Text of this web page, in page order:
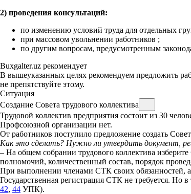
2) проведения консультаций:
по изменению условий труда для отдельных
при массовом увольнении работников ;
по другим вопросам, предусмотренным
Buxgalter.uz рекомендует
В вышеуказанных целях рекомендуем предложить
не препятствуйте этому.
Ситуация
Создание Совета трудового коллектива
Трудовой коллектив предприятия состоит из 30
Профсоюзной организации нет.
От работников поступило предложение создать
Как это сделать? Нужно ли утвердить документ,
– На общем собрании трудового коллектива
полномочий, количественный состав, порядок
При выполнении членами СТК своих обязанностей,
Государственная регистрация СТК не требуется. Но
42, 44 УПК).